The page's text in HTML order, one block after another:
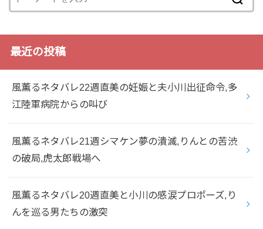
最近の投稿
風薫るネタバレ22週直美の妊娠と夫小川出征命令,多
江陸軍病院からの叫び
風薫るネタバレ21週シマケン夢の潰滅,りんとの苦渋
の破局,虎太郎戦場へ
風薫るネタバレ20週直美と小川の感涙プロポーズ,り
んを巡る男たちの激突